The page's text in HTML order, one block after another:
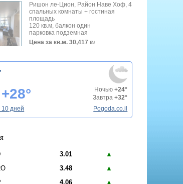
Ришон ле-Цион, Район Наве Хоф, 4
спальных комнаты + гостиная
площадь
120 кв.м, балкон один
парковка подземная
Цена за кв.м. 30,417 ₪
+28° Ночью+24°
Завтра+32°
10 дней
Pogoda.co.il
3.01
▲
3.48
▲
4.06 ▲